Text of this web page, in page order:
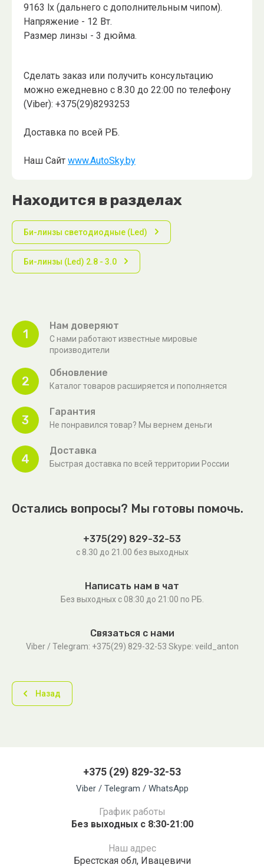
9163 lx (дальнего с дополнительным чипом).
Напряжение - 12 Вт.
Размер линзы - 3 дюйма.
Сделать заказ или получить консультацию
можно ежедневно с 8.30 до 22:00 по телефону
(Viber): +375(29)8293253
Доставка по всей РБ.
Наш Сайт www.AutoSky.by
Находится в разделах
Би-линзы светодиодные (Led)
Би-линзы (Led) 2.8 - 3.0
1
Нам доверяют
С нами работают известные мировые
производители
2
Обновление
Каталог товаров расширяется и пополняется
3
Гарантия
Не понравился товар? Мы вернем деньги
4
Доставка
Быстрая доставка по всей территории России
Остались вопросы? Мы готовы помочь.
+375(29) 829-32-53
с 8.30 до 21.00 без выходных
Написать нам в чат
Без выходных c 08:30 до 21:00 по РБ.
Связаться с нами
Viber / Telegram: +375(29) 829-32-53 Skype: veild_anton
Назад
+375 (29) 829-32-53
Viber / Telegram / WhatsApp
График работы
Без выходных с 8:30-21:00
Наш адрес
Брестская обл, Ивацевичи